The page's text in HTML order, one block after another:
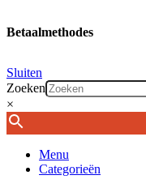
Betaalmethodes
Sluiten
Zoeken
×
Menu
Categorieën